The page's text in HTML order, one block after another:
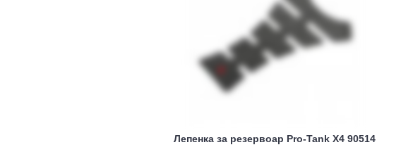
Лепенка за резервоар Pro-Tank X4 90514